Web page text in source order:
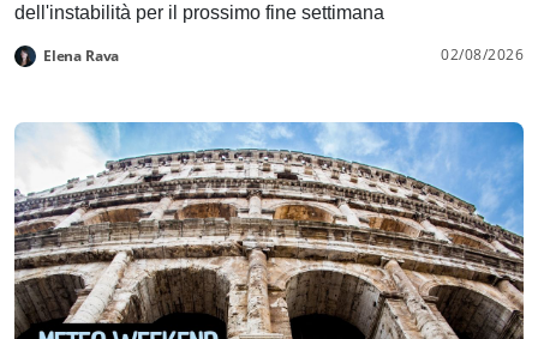
dell'instabilità per il prossimo fine settimana
Elena Rava 02/08/2026